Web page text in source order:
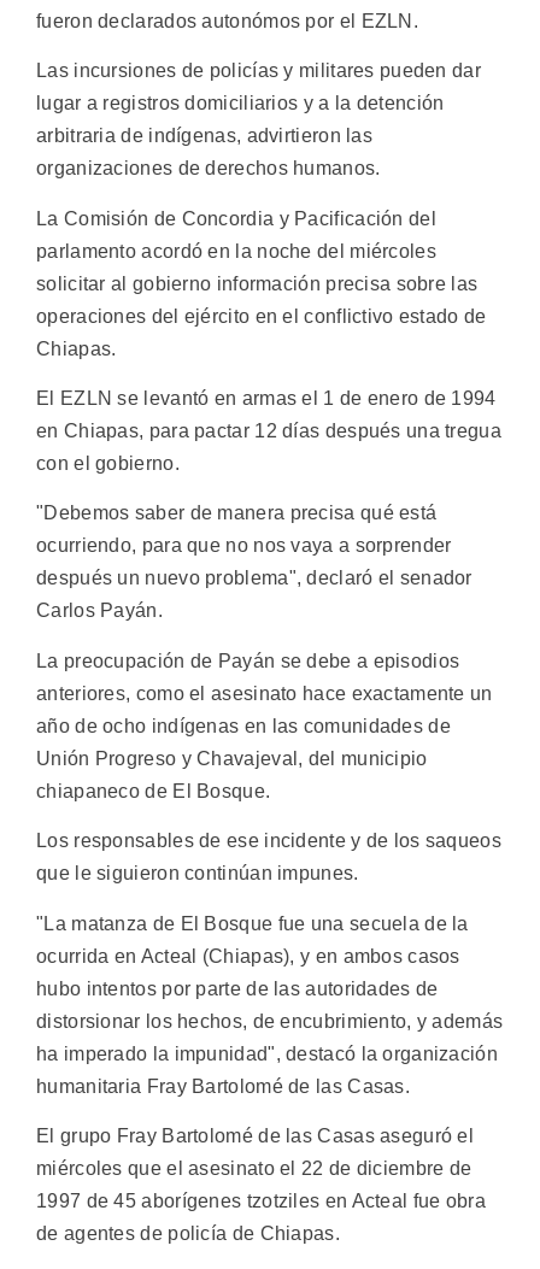
fueron declarados autonómos por el EZLN.
Las incursiones de policías y militares pueden dar
lugar a registros domiciliarios y a la detención
arbitraria de indígenas, advirtieron las
organizaciones de derechos humanos.
La Comisión de Concordia y Pacificación del
parlamento acordó en la noche del miércoles
solicitar al gobierno información precisa sobre las
operaciones del ejército en el conflictivo estado de
Chiapas.
El EZLN se levantó en armas el 1 de enero de 1994
en Chiapas, para pactar 12 días después una tregua
con el gobierno.
"Debemos saber de manera precisa qué está
ocurriendo, para que no nos vaya a sorprender
después un nuevo problema", declaró el senador
Carlos Payán.
La preocupación de Payán se debe a episodios
anteriores, como el asesinato hace exactamente un
año de ocho indígenas en las comunidades de
Unión Progreso y Chavajeval, del municipio
chiapaneco de El Bosque.
Los responsables de ese incidente y de los saqueos
que le siguieron continúan impunes.
"La matanza de El Bosque fue una secuela de la
ocurrida en Acteal (Chiapas), y en ambos casos
hubo intentos por parte de las autoridades de
distorsionar los hechos, de encubrimiento, y además
ha imperado la impunidad", destacó la organización
humanitaria Fray Bartolomé de las Casas.
El grupo Fray Bartolomé de las Casas aseguró el
miércoles que el asesinato el 22 de diciembre de
1997 de 45 aborígenes tzotziles en Acteal fue obra
de agentes de policía de Chiapas.